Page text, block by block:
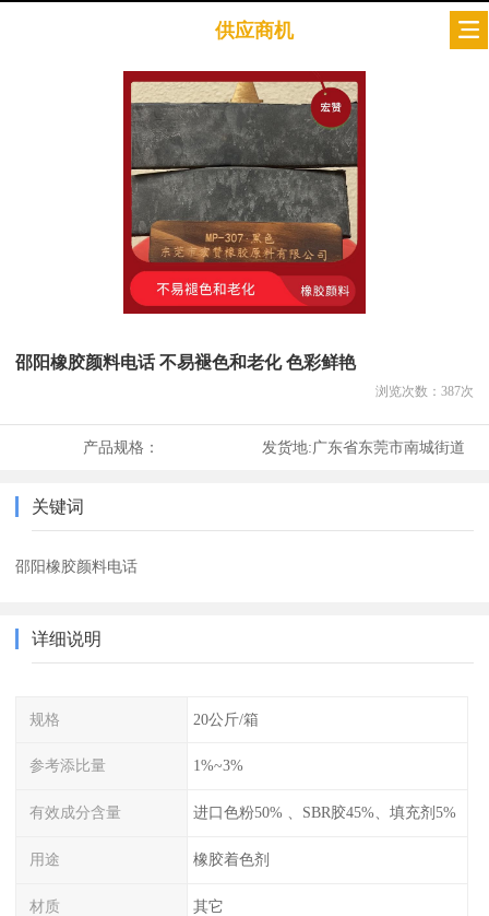
供应商机
邵阳橡胶颜料电话 不易褪色和老化 色彩鲜艳
浏览次数： 387次
产品规格： 发货地:广东省东莞市南城街道
关键词
邵阳橡胶颜料电话
详细说明
规格 20公斤/箱
参考添比量 1%~3%
有效成分含量 进口色粉50% 、SBR胶45%、填充剂5%
用途 橡胶着色剂
材质 其它